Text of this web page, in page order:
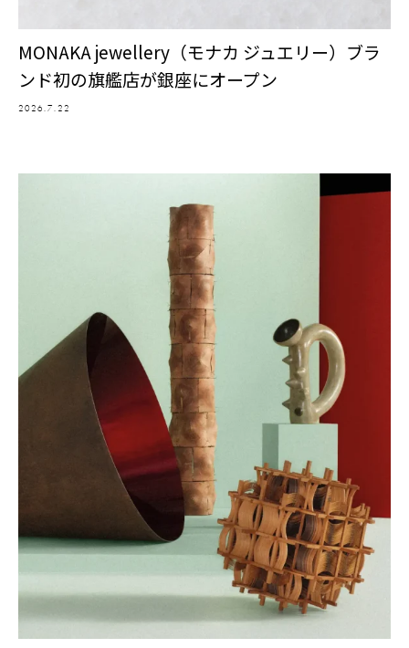
MONAKA jewellery（モナカ ジュエリー）ブラ
ンド初の旗艦店が銀座にオープン
2026.7.22